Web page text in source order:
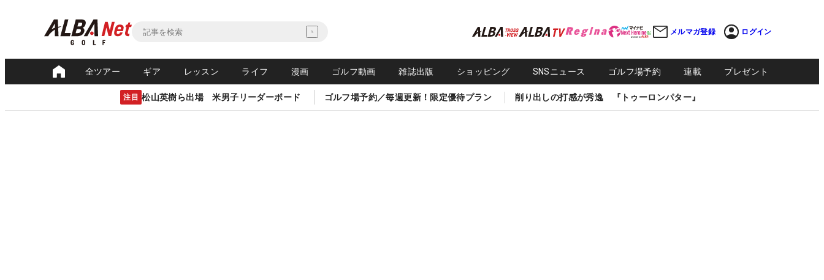
メルマガ登録 ログイン
全ツアー ギア レッスン ライフ 漫画 ゴルフ動画 雑誌出版 ショッピング SNSニュース ゴルフ場予約 連載 プレゼント
注目 松山英樹ら出場 米男子リーダーボード ゴルフ場予約／毎週更新！限定優待プラン 削り出しの打感が秀逸 『トゥーロンパター』